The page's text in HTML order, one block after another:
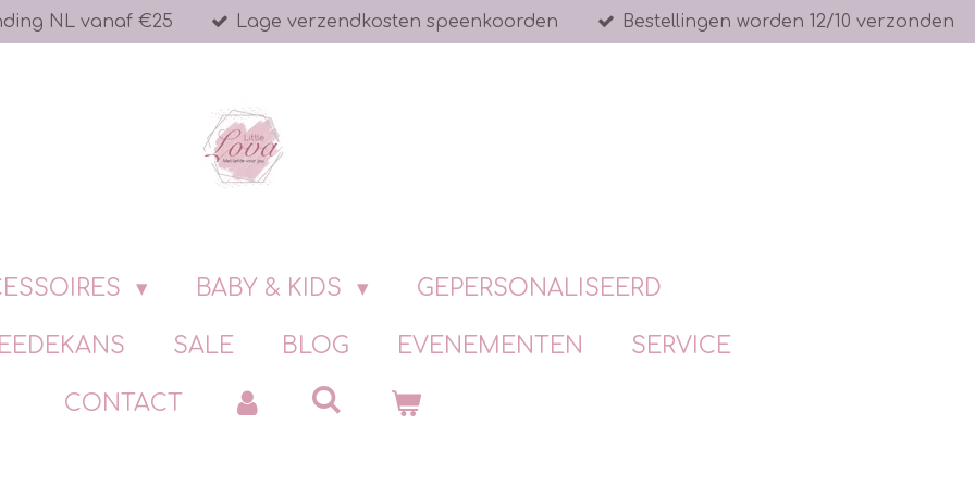
NL vanaf €25 Lage verzendkosten speenkoorden Bestellingen worden 12/10 verzonden
BABY & KIDS GEPERSONALISEERD
SALE BLOG EVENEMENTEN SERVICE
CONTACT